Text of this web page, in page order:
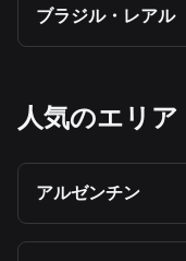
ブラジル・レアル
人気のエリア
アルゼンチン